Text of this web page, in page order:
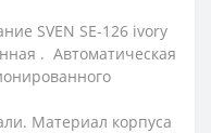
SVEN SE-126 ivory
. Автоматическая
Материал корпуса